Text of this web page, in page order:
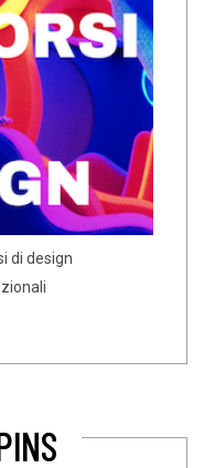
di design